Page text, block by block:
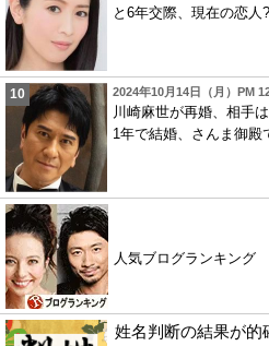
と6年交際、現在の恋
2024年10月14日（月）PM
川崎麻世が再婚、相手
1年で結婚、さんま御殿
人気ブログランキング
姓名判断の結果が的